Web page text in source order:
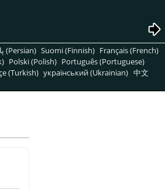
پارسی (Persian) Suomi (Finnish) Français (French)
Polski (Polish) Português (Portuguese)
(Turkish) український (Ukrainian) 中文